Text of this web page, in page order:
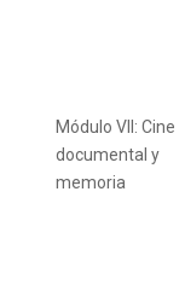
Módulo VII: Cine
documental y
memoria